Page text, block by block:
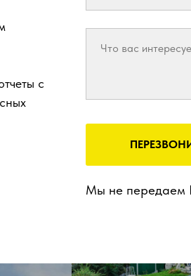
с
Мы не передаем